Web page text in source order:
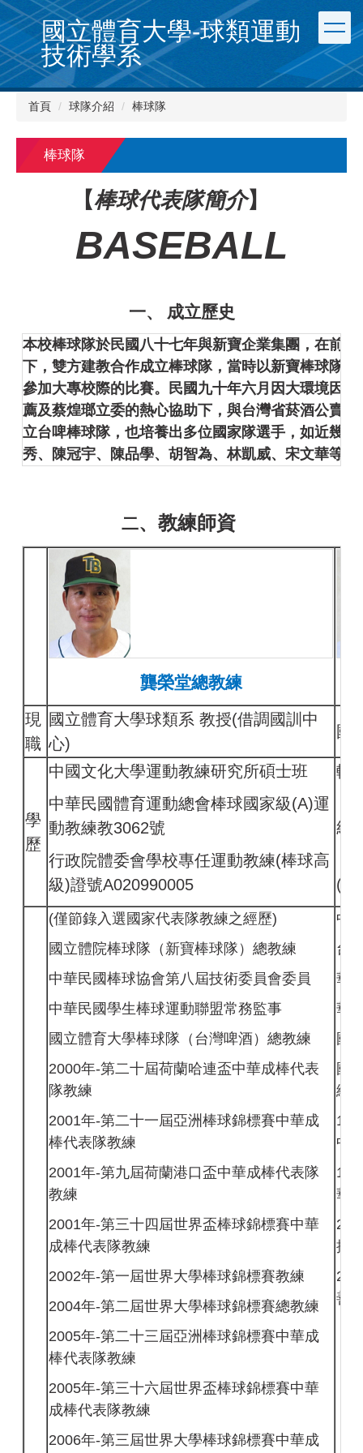
跳
到
主
要
內
國立體育大學-球類運動
技術學系
首頁 球隊介紹 棒球隊
棒球隊
【棒球代表隊簡介】
BASEBALL
一、 成立歷史
本校棒球隊於民國八十七年與新寶企業集團，在前
下，雙方建教合作成立棒球隊，當時以新寶棒球隊
參加大專校際的比賽。民國九十年六月因大環境因
薦及蔡煌瑯立委的熱心協助下，與台灣省菸酒公賣局
立台啤棒球隊，也培養出多位國家隊選手，如近幾
秀、陳冠宇、陳品學、胡智為、林凱威、 宋文華等多
二、教練師資
龔榮堂總教練
現
職
國立體育大學球類系 教授(借調國訓中
心)
國
學
歷
中國文化大學運動教練研究所碩士班
中華民國體育運動總會棒球國家級(A)運
動教練教3062號
行政院體委會學校專任運動教練(棒球高
級)證號A020990005
輔
級
(棒
(僅節錄入選國家代表隊教練之經歷)
國立體院棒球隊（新寶棒球隊）總教練
中華民國棒球協會第八屆技術委員會委員
中華民國學生棒球運動聯盟常務監事
國立體育大學棒球隊（台灣啤酒）總教練
2000年-第二十屆荷蘭哈連盃中華成棒代表
隊教練
2001年-第二十一屆亞洲棒球錦標賽中華成
棒代表隊教練
2001年-第九屆荷蘭港口盃中華成棒代表隊
教練
2001年-第三十四屆世界盃棒球錦標賽中華
成棒代表隊教練
2002年-第一屆世界大學棒球錦標賽教練
2004年-第二屆世界大學棒球錦標賽總教練
2005年-第二十三屆亞洲棒球錦標賽中華成
棒代表隊教練
2005年-第三十六屆世界盃棒球錦標賽中華
成棒代表隊教練
2006年-第三屆世界大學棒球錦標賽中華成
中
台
華
華
國
國
練
中
華
抗
善